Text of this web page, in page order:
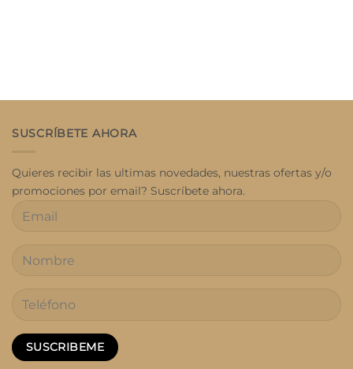
SUSCRÍBETE AHORA
Quieres recibir las ultimas novedades, nuestras ofertas y/o
promociones por email? Suscríbete ahora.